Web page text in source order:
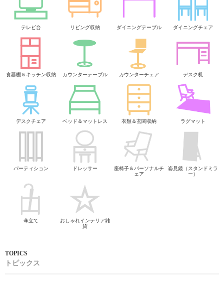
テレビ台 リビング収納 ダイニングテーブル ダイニングチェア
食器棚＆キッチン収納 カウンターテーブル カウンターチェア デスク机
デスクチェア ベッド＆マットレス 衣類＆玄関収納 ラグマット
パーティション ドレッサー
座椅子＆パーソナルチ
ェア
姿見鏡（スタンドミラ
ー）
傘立て
おしゃれインテリア雑
貨
トピックス